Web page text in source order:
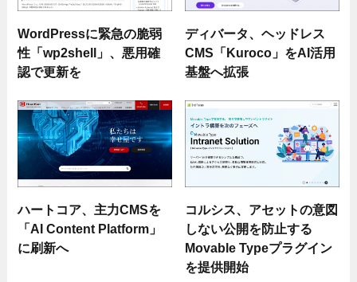
WordPressに緊急の脆弱
性「wp2shell」、悪用確
認で更新を
ディバータ、ヘッドレス
CMS「Kuroco」をAI活用
基盤へ拡張
ハートコア、主力CMSを
「AI Content Platform」
に刷新へ
コルシス、アセットの意図
しない公開を防止する
Movable Typeプラグイン
を提供開始